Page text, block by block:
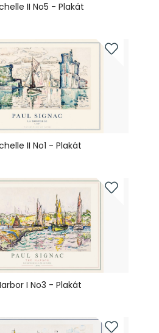
II No5 - Plakát
II No1 - Plakát
I No3 - Plakát